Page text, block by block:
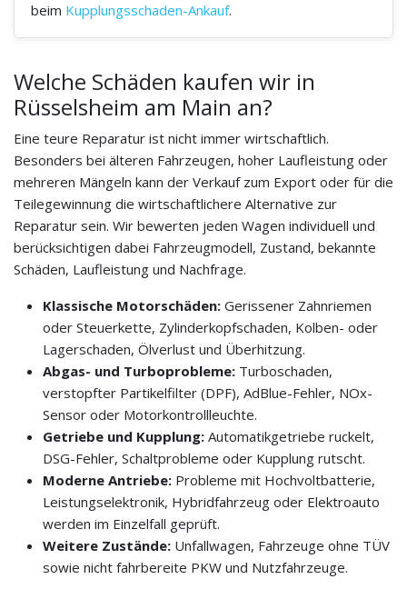
beim Kupplungsschaden-Ankauf.
Welche Schäden kaufen wir in
Rüsselsheim am Main an?
Eine teure Reparatur ist nicht immer wirtschaftlich.
Besonders bei älteren Fahrzeugen, hoher Laufleistung oder
mehreren Mängeln kann der Verkauf zum Export oder für die
Teilegewinnung die wirtschaftlichere Alternative zur
Reparatur sein. Wir bewerten jeden Wagen individuell und
berücksichtigen dabei Fahrzeugmodell, Zustand, bekannte
Schäden, Laufleistung und Nachfrage.
Klassische Motorschäden: Gerissener Zahnriemen
oder Steuerkette, Zylinderkopfschaden, Kolben- oder
Lagerschaden, Ölverlust und Überhitzung.
Abgas- und Turboprobleme: Turboschaden,
verstopfter Partikelfilter (DPF), AdBlue-Fehler, NOx-
Sensor oder Motorkontrollleuchte.
Getriebe und Kupplung: Automatikgetriebe ruckelt,
DSG-Fehler, Schaltprobleme oder Kupplung rutscht.
Moderne Antriebe: Probleme mit Hochvoltbatterie,
Leistungselektronik, Hybridfahrzeug oder Elektroauto
werden im Einzelfall geprüft.
Weitere Zustände: Unfallwagen, Fahrzeuge ohne TÜV
sowie nicht fahrbereite PKW und Nutzfahrzeuge.